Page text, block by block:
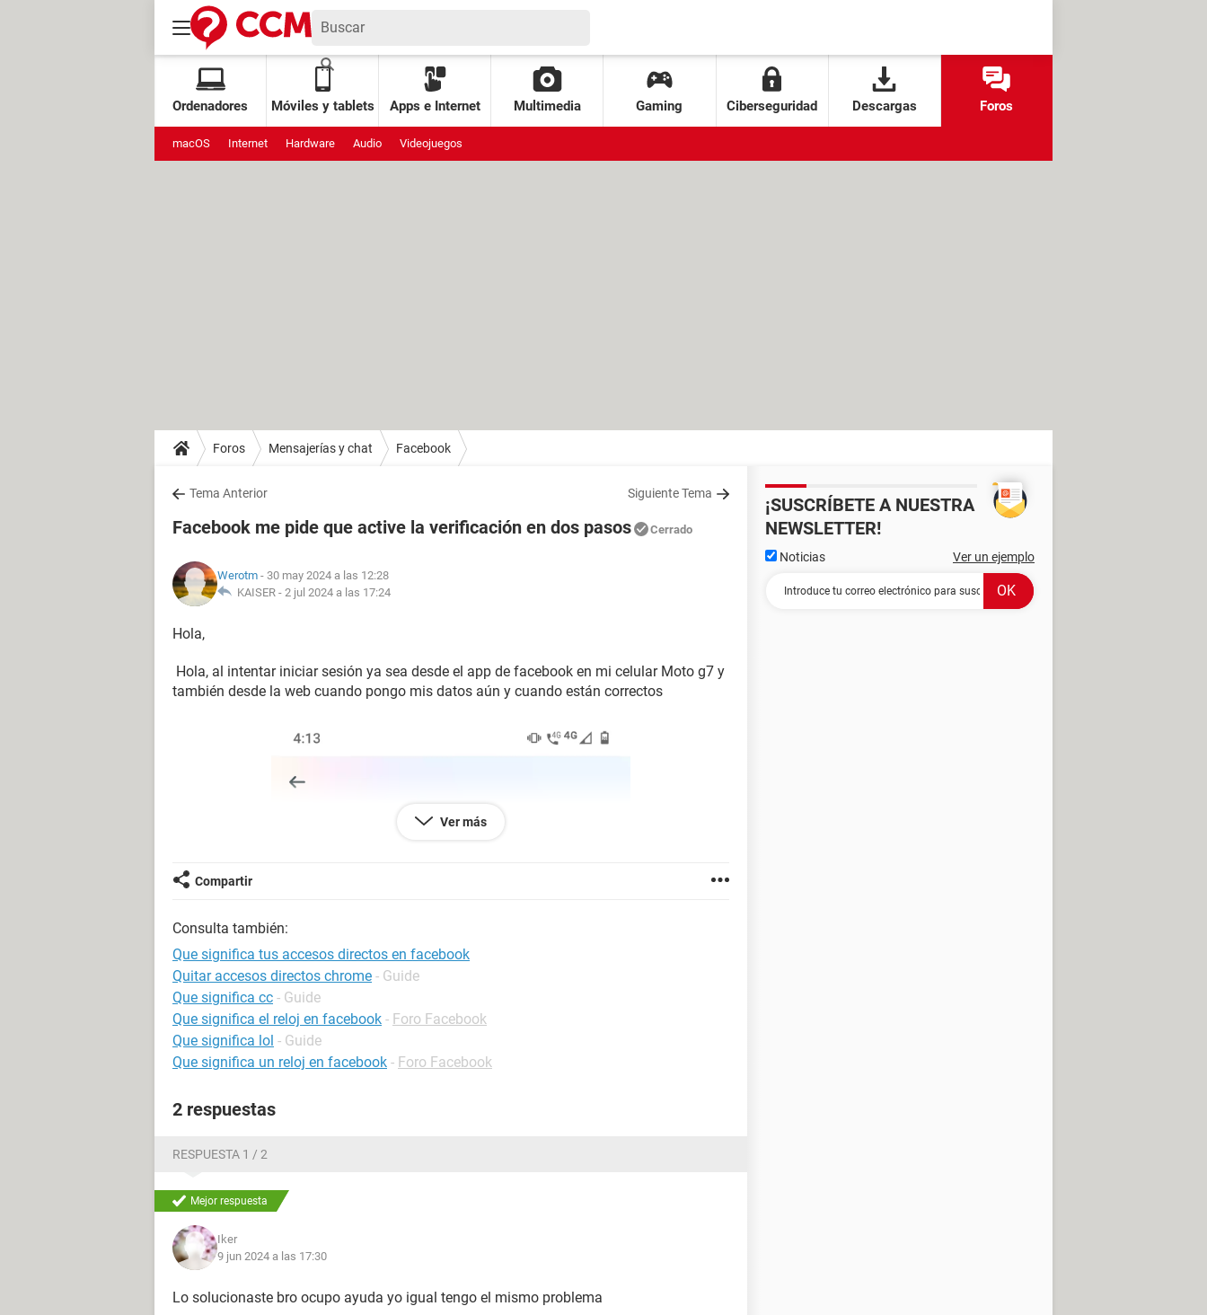
Ordenadores Móviles y tablets Apps e Internet Multimedia Gaming Ciberseguridad Descargas Foros
macOS Internet Hardware Audio Videojuegos
Foros Mensajerías y chat Facebook
Tema Anterior Siguiente Tema
Facebook me pide que active la verificación en dos pasos Cerrado
Werotm - 30 may 2024 a las 12:28
KAISER - 2 jul 2024 a las 17:24
Hola,
Hola, al intentar iniciar sesión ya sea desde el app de facebook en mi celular Moto g7 y
también desde la web cuando pongo mis datos aún y cuando están correctos
Ver más
Compartir
Consulta también:
Que significa tus accesos directos en facebook
Quitar accesos directos chrome - Guide
Que significa cc - Guide
Que significa el reloj en facebook - Foro Facebook
Que significa lol - Guide
Que significa un reloj en facebook - Foro Facebook
2 respuestas
RESPUESTA 1 / 2
Mejor respuesta
Iker
9 jun 2024 a las 17:30
Lo solucionaste bro ocupo ayuda yo igual tengo el mismo problema
¡SUSCRÍBETE A NUESTRA
NEWSLETTER!
Noticias Ver un ejemplo